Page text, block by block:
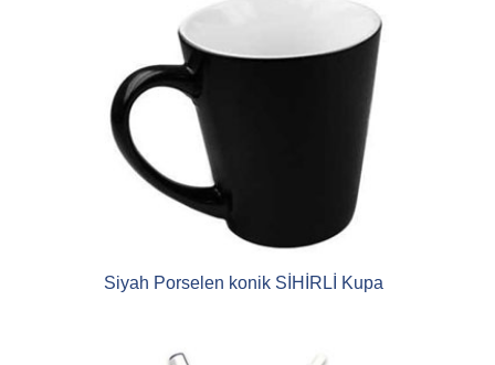
Siyah Porselen konik SİHİRLİ Kupa